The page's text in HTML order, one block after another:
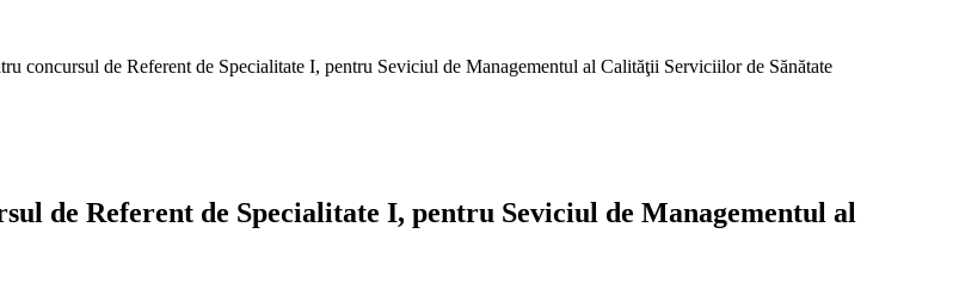
concursul de Referent de Specialitate I, pentru Seviciul de Managementul al Calităţii Serviciilor de Sănătate
de Referent de Specialitate I, pentru Seviciul de Managementul al